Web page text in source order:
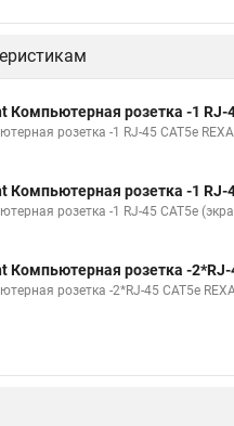
Компьютерная розетка -1 RJ-
розетка -1 RJ-45 CAT5e
Компьютерная розетка -1 RJ-
розетка -1 RJ-45 CAT5e
Компьютерная розетка -2*RJ-
розетка -2*RJ-45 CAT5e